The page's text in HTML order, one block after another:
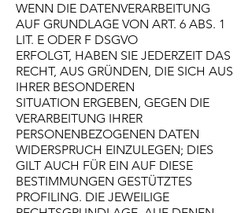
WENN DIE DATENVERARBEITUNG
AUF GRUNDLAGE VON ART. 6 ABS. 1
LIT. E ODER F DSGVO
ERFOLGT, HABEN SIE JEDERZEIT DAS
RECHT, AUS GRÜNDEN, DIE SICH AUS
IHRER BESONDEREN
SITUATION ERGEBEN, GEGEN DIE
VERARBEITUNG IHRER
PERSONENBEZOGENEN DATEN
WIDERSPRUCH EINZULEGEN; DIES
GILT AUCH FÜR EIN AUF DIESE
BESTIMMUNGEN GESTÜTZTES
PROFILING. DIE JEWEILIGE